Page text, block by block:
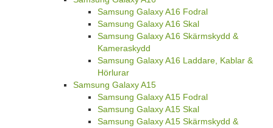
Samsung Galaxy A16 Fodral
Samsung Galaxy A16 Skal
Samsung Galaxy A16 Skärmskydd &
Kameraskydd
Samsung Galaxy A16 Laddare, Kablar &
Hörlurar
Samsung Galaxy A15
Samsung Galaxy A15 Fodral
Samsung Galaxy A15 Skal
Samsung Galaxy A15 Skärmskydd &